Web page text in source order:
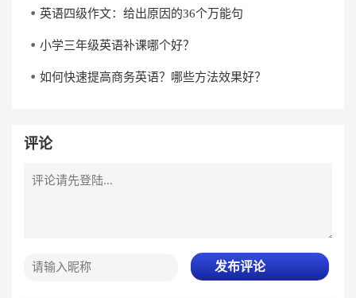
英语四级作文：给出原因的36个万能句
小学三年级英语补课哪个好？
如何快速提高商务英语？哪些方法效果好？
评论
发布评论